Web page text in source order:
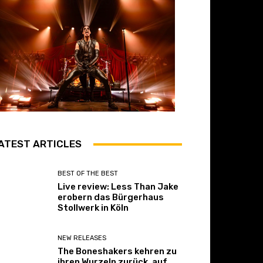
ARTICLES
BEST OF THE BEST
Live review: Less Than Jake
erobern das Bürgerhaus
Stollwerk in Köln
NEW RELEASES
The Boneshakers kehren zu